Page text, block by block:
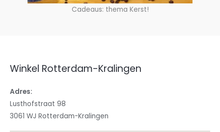
Cadeaus: thema Kerst!
Winkel Rotterdam-Kralingen
Adres:
Lusthofstraat 98
3061 WJ Rotterdam-Kralingen